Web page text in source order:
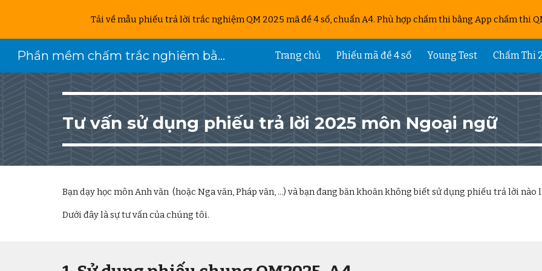
Skip to main content Skip to
Tải về mẫu phiếu trả lời trắc nghiệm QM 2025 mã đề 4 số, chuẩn A4. Phù hợp chấm thi bằng App chấm thi
Phần mềm chấm trắc nghiêm bằng điện thoại Trang chủ Phiếu mã đề 4 số Young Test Chấm Thi
Tư vấn sử dụng phiếu trả lời 2025 môn Ngoại ngữ
Bạn dạy học mônAnh văn(hoặc Nga văn, Pháp văn, ...) và bạn đang băn khoăn không biết sử dụng phiếu trả lời nào
Dưới đây là sự tư vấn của chúng tôi.